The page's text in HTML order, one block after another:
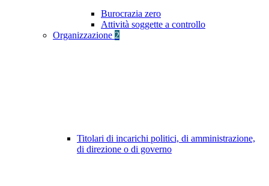
Burocrazia zero
Attività soggette a controllo
Organizzazione 2
Titolari di incarichi politici, di amministrazione,
di direzione o di governo